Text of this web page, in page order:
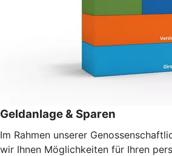
Geldanlage & Sparen
Im Rahmen unserer
wir Ihnen Möglichkeiten für Ihren